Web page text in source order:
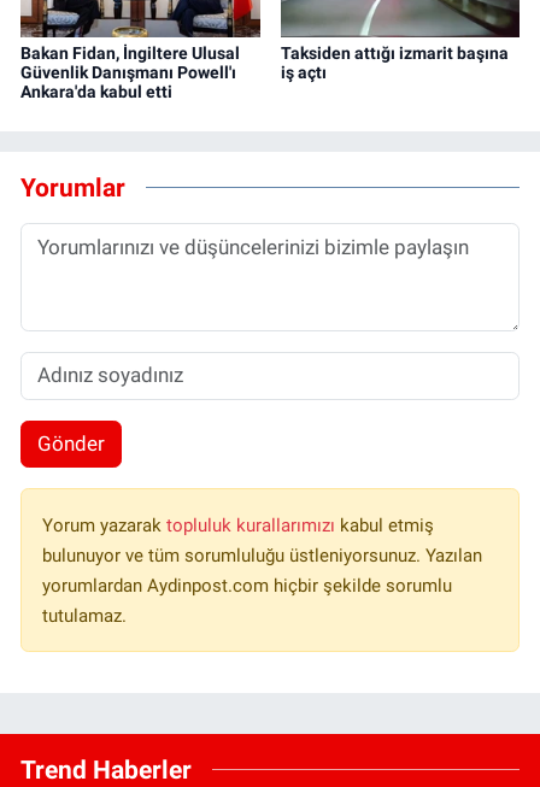
Bakan Fidan, İngiltere Ulusal
Güvenlik Danışmanı Powell'ı
Ankara'da kabul etti
Taksiden attığı izmarit başına
iş açtı
Yorumlar
Gönder
Yorum yazarak topluluk kurallarımızı kabul etmiş
bulunuyor ve tüm sorumluluğu üstleniyorsunuz. Yazılan
yorumlardan Aydinpost.com hiçbir şekilde sorumlu
tutulamaz.
Trend Haberler